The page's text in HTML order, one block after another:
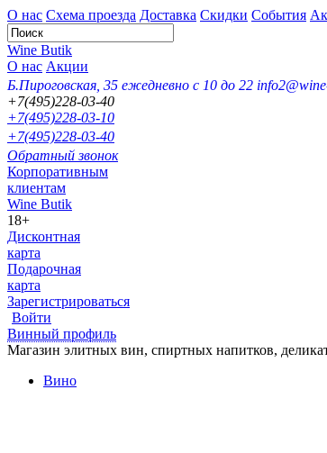
О нас Схема проезда Доставка Скидки События
Wine Butik
О нас Акции
Б.Пироговская, 35 ежедневно с 10 до 22
+7(495)228-03-40
+7(495)228-03-10
+7(495)228-03-40
Обратный звонок
Корпоративным
клиентам
Wine Butik
18+
Дисконтная
карта
Подарочная
карта
Зарегистрироваться
Войти
Винный профиль
Магазин элитных вин, спиртных напитков,
Вино